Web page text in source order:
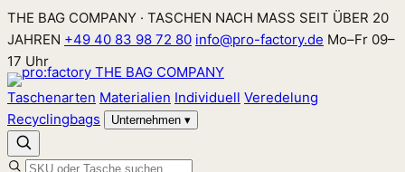
Zum
Inhalt
springen
THE BAG COMPANY · TASCHEN NACH MASS SEIT ÜBER 20
JAHREN +49 40 83 98 72 80 info@pro-factory.de Mo–Fr 09–
17 Uhr
Taschenarten Materialien Individuell Veredelung
Recyclingbags
Unternehmen ▾